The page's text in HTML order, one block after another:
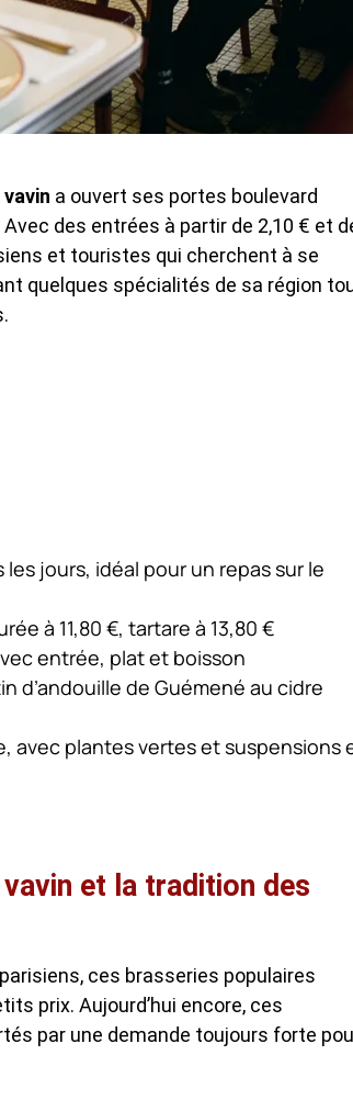
a ouvert ses portes boulevard
des entrées à partir de 2,10 € et
et touristes qui cherchent à se
quelques spécialités de sa région
jours, idéal pour un repas sur le
à 11,80 €, tartare à 13,80 €
entrée, plat et boisson
d’andouille de Guémené au cidre
avec plantes vertes et suspensions
et la tradition des
ces brasseries populaires
prix. Aujourd’hui encore, ces
par une demande toujours forte